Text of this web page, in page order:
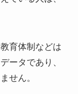
育体制などは
ータであり、
せん。